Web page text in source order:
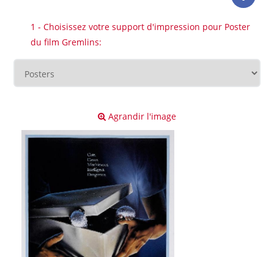
1 - Choisissez votre support d'impression pour Poster
du film Gremlins:
Agrandir l'image